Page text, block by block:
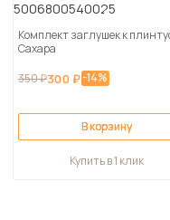
Комплект заглушек к
Сахара
350 ₽300 ₽-14%
В корзину
Купить в 1 клик